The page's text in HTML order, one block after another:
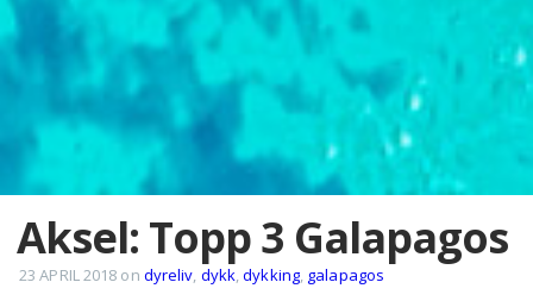
Aksel: Topp 3 Galapagos
23 APRIL 2018 on dyreliv, dykk,dykking, galapagos